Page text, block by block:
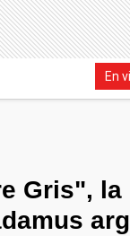
En
Gris", la